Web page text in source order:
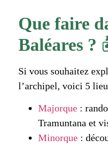
Que faire
Baléares
Si vous souhaitez
l’archipel, voici 5
Majorque:
Tramuntana et
Minorque: